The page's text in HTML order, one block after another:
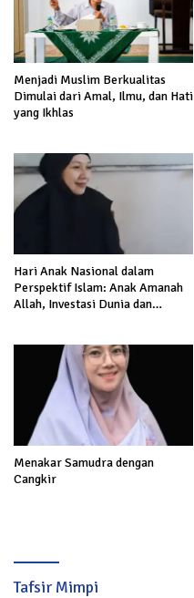
Menjadi Muslim Berkualitas
Dimulai dari Amal, Ilmu, dan Hati
yang Ikhlas
Hari Anak Nasional dalam
Perspektif Islam: Anak Amanah
Allah, Investasi Dunia dan
Menakar Samudra dengan
Cangkir
Tafsir Mimpi